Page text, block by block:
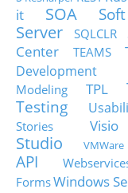
it
SOA
Server
SQLCLR
Center
TEAMS
Development
Modeling
TPL
Testing
Stories
Visio
Studio
VMWare
API
FormsWindows